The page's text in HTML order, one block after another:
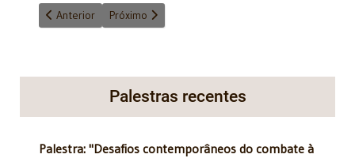
Artigo anterior: O império da burrice*
Anterior Próximo artigo: Divórcio extrajudicial com filhos
Próximo
Palestras recentes
Palestra: "Desafios contemporâneos do combate à